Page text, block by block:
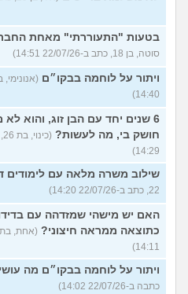
בטעות "התעוררתי" מאחת
סוטה, בן 18, כתב ב-22/07/26 14:51)
ויתור על לוחמה בבקו״ם
14:40)
6 שנים יחד עם הבן זוג, והוא
חושק בי, מה לעשות?
14:29)
שילוב משרה מלאה עם לימודים
22, כתב ב-22/07/26 14:20)
האם יש מישהי שמזדהה עם
כתוצאה ממראה חיצוני?
14:11)
ויתור על לוחמה בבקו״ם מה
כתבה ב-22/07/26 14:02)